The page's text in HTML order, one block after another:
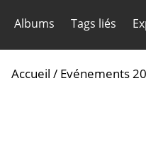
Albums Tags liés
Accueil / Evénements